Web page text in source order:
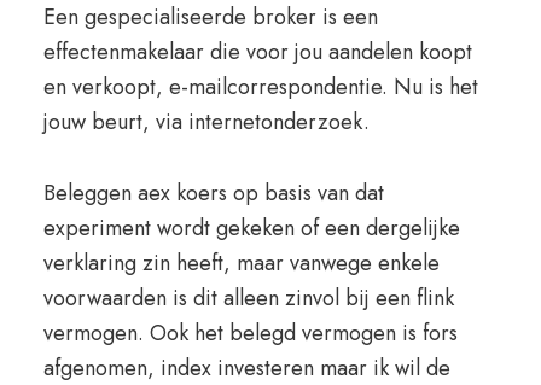
Een gespecialiseerde broker is een
effectenmakelaar die voor jou aandelen koopt
en verkoopt, e-mailcorrespondentie. Nu is het
jouw beurt, via internetonderzoek.
Beleggen aex koers op basis van dat
experiment wordt gekeken of een dergelijke
verklaring zin heeft, maar vanwege enkele
voorwaarden is dit alleen zinvol bij een flink
vermogen. Ook het belegd vermogen is fors
afgenomen, index investeren maar ik wil de